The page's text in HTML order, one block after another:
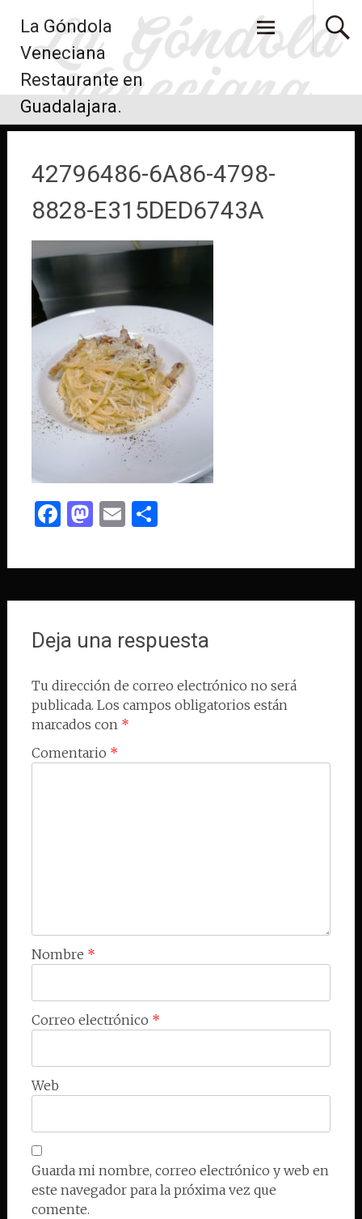
contenido
La Góndola
Veneciana
Restaurante en
Guadalajara.
42796486-6A86-4798-
8828-E315DED6743A
Facebook
Mastodon
EmailCompartir
Deja una respuesta
Tu dirección de correo electrónico no será
publicada. Los campos obligatorios están
marcados con *
Comentario *
Nombre *
Correo electrónico *
Web
Guarda mi nombre, correo electrónico y web en
este navegador para la próxima vez que
comente.